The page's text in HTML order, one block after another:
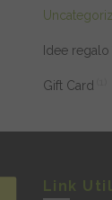
Idee regalo
Gift Card
Link